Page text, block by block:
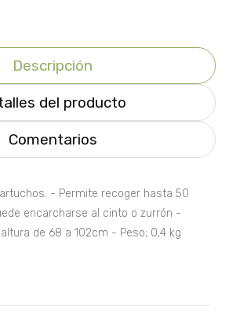
Descripción
del producto
Comentarios
- Permite recoger hasta 50
encarcharse al cinto o zurrón -
de 68 a 102cm - Peso; 0,4 kg